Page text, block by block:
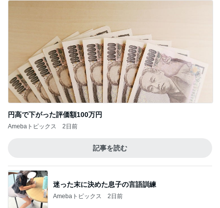
円高で下がった評価額100万円
Amebaトピックス 2日前
記事を読む
迷った末に決めた息子の言語訓練
Amebaトピックス 2日前